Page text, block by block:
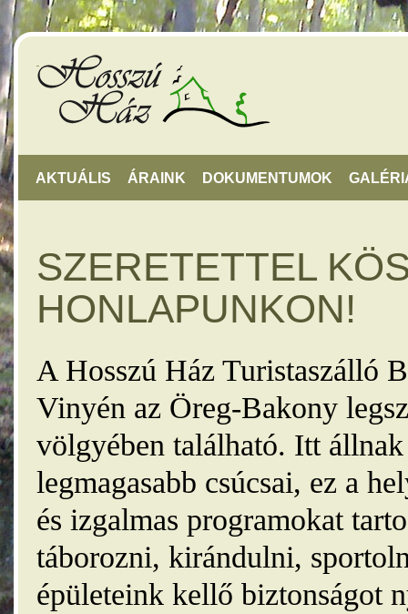
AKTUÁLIS ÁRAINK DOKUMENTUMOK
SZERETETTEL
HONLAPUNKON!
A Hosszú Ház Turistaszálló
Vinyén az Öreg-Bakony
völgyében található. Itt
legmagasabb csúcsai, ez a
és izgalmas programokat
táborozni, kirándulni,
épületeink kellő biztonságot